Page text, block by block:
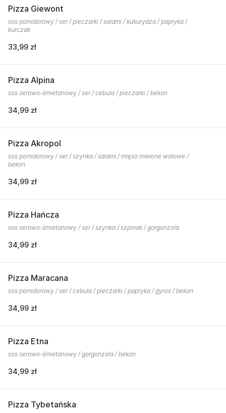
Pizza Giewont
sos pomidorowy / ser / pieczarki / salami / kukurydza / papryka /
kurczak
33,99 zł
Pizza Alpina
sos serowo-śmietanowy / ser / cebula / pieczarki / bekon
34,99 zł
Pizza Akropol
sos pomidorowy / ser / szynka / salami / mięso mielone wołowe /
bekon
34,99 zł
Pizza Hańcza
sos serowo-śmietanowy / ser / szynka / szpinak / gorgonzola
34,99 zł
Pizza Maracana
sos pomidorowy / ser / cebula / pieczarki / papryka / gyros / bekon
34,99 zł
Pizza Etna
sos serowo-śmietanowy / gorgonzola / bekon
34,99 zł
Pizza Tybetańska